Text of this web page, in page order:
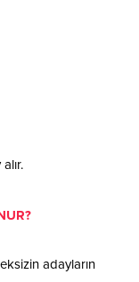
adayların